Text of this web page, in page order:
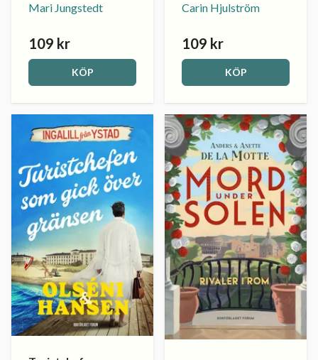
Mari Jungstedt
109 kr
KÖP
Carin Hjulström
109 kr
KÖP